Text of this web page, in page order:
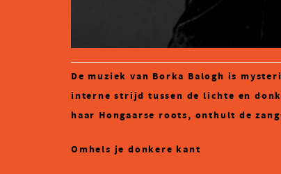
De muziek van Borka Balogh is
interne strijd tussen de lichte en
haar Hongaarse roots, onthult de
Omhels je donkere kant